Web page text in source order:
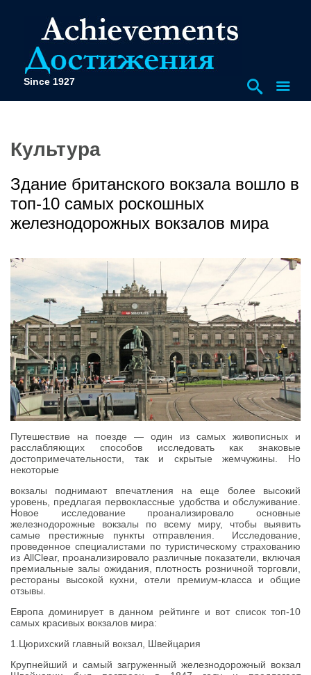
Since 1927
Культура
Здание британского вокзала вошло в
топ-10 самых роскошных
железнодорожных вокзалов мира
Путешествие на поезде — один из самых живописных и
расслабляющих способов исследовать как знаковые
достопримечательности, так и скрытые жемчужины. Но
некоторые
вокзалы поднимают впечатления на еще более высокий
уровень, предлагая первоклассные удобства и обслуживание.
Новое исследование проанализировало основные
железнодорожные вокзалы по всему миру, чтобы выявить
самые престижные пункты отправления. Исследование,
проведенное специалистами по туристическому страхованию
из AllClear, проанализировало различные показатели, включая
премиальные залы ожидания, плотность розничной торговли,
рестораны высокой кухни, отели премиум-класса и общие
отзывы.
Европа доминирует в данном рейтинге и вот список топ-10
самых красивых вокзалов мира:
1.Цюрихский главный вокзал, Швейцария
Крупнейший и самый загруженный железнодорожный вокзал